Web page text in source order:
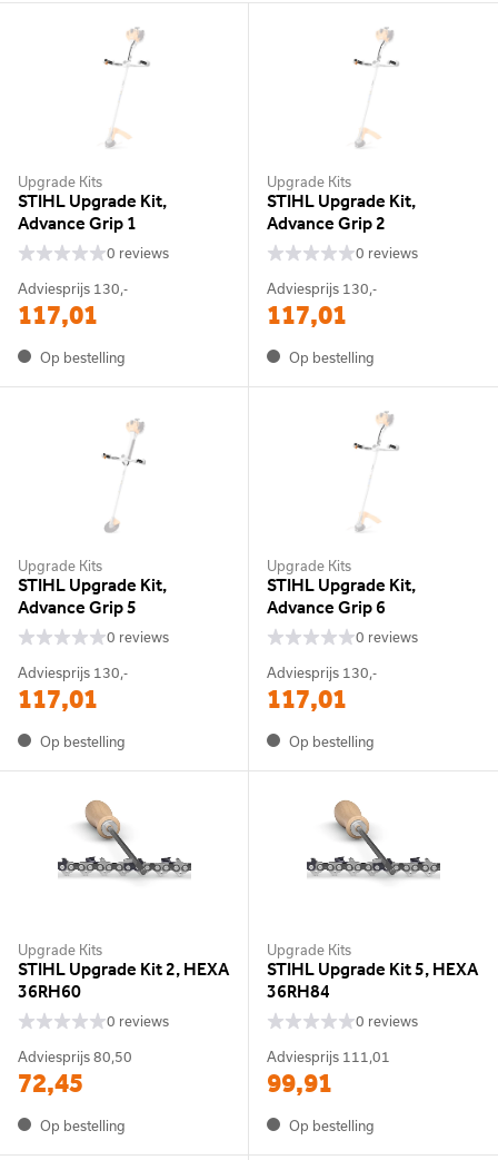
Upgrade Kits
STIHL Upgrade Kit,
Advance Grip 1
0 reviews
Adviesprijs 130,-
117,01
Op bestelling
Upgrade Kits
STIHL Upgrade Kit,
Advance Grip 2
0 reviews
Adviesprijs 130,-
117,01
Op bestelling
Upgrade Kits
STIHL Upgrade Kit,
Advance Grip 5
0 reviews
Adviesprijs 130,-
117,01
Op bestelling
Upgrade Kits
STIHL Upgrade Kit,
Advance Grip 6
0 reviews
Adviesprijs 130,-
117,01
Op bestelling
Upgrade Kits
STIHL Upgrade Kit 2, HEXA
36RH60
0 reviews
Adviesprijs 80,50
72,45
Op bestelling
Upgrade Kits
STIHL Upgrade Kit 5, HEXA
36RH84
0 reviews
Adviesprijs 111,01
99,91
Op bestelling